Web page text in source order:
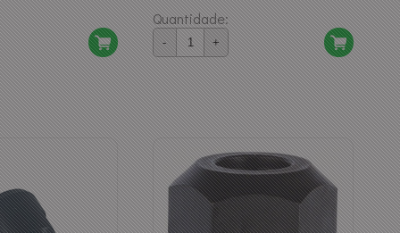
Quantidade:
- +